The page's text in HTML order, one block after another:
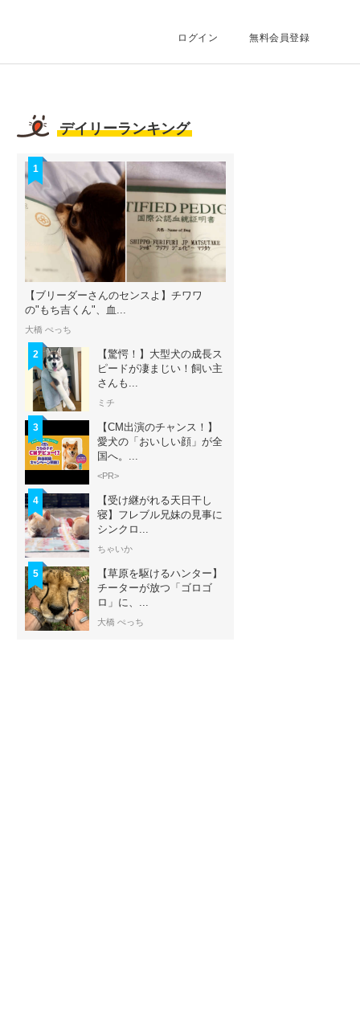
ログイン 無料会員登録
デイリーランキング
1
【ブリーダーさんのセンスよ】チワワ
の"もち吉くん"、血...
大橋 ぺっち
2
【驚愕！】大型犬の成長ス
ピードが凄まじい！飼い主
さんも...
ミチ
3
【CM出演のチャンス！】
愛犬の「おいしい顔」が全
国へ。...
<PR>
4
【受け継がれる天日干し
寝】フレブル兄妹の見事に
シンクロ...
ちゃいか
5
【草原を駆けるハンター】
チーターが放つ「ゴロゴ
ロ」に、...
大橋 ぺっち